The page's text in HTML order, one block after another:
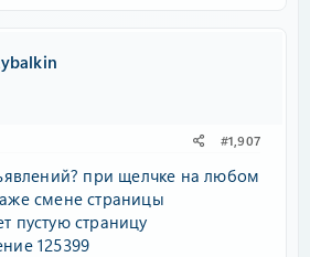
#1,907
при щелчке на любом
смене страницы
пустую страницу
125399